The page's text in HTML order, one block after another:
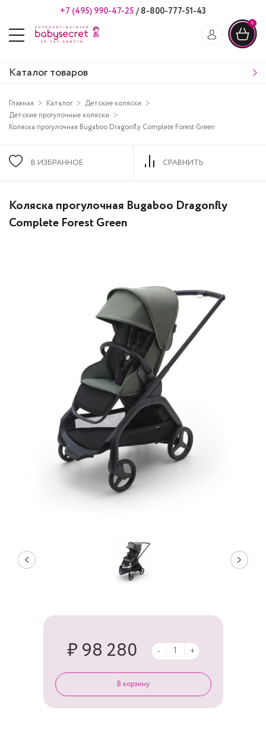
+7 (495) 990-47-25 /8-800-777-51-43
0
Каталог товаров
Главная Каталог
Детские коляски
Детские прогулочные коляски
Коляска прогулочная Bugaboo Dragonfly Complete Forest Green
В ИЗБРАННОЕ СРАВНИТЬ
Коляска прогулочная Bugaboo Dragonfly
Complete Forest Green
₽ 98 280 - +